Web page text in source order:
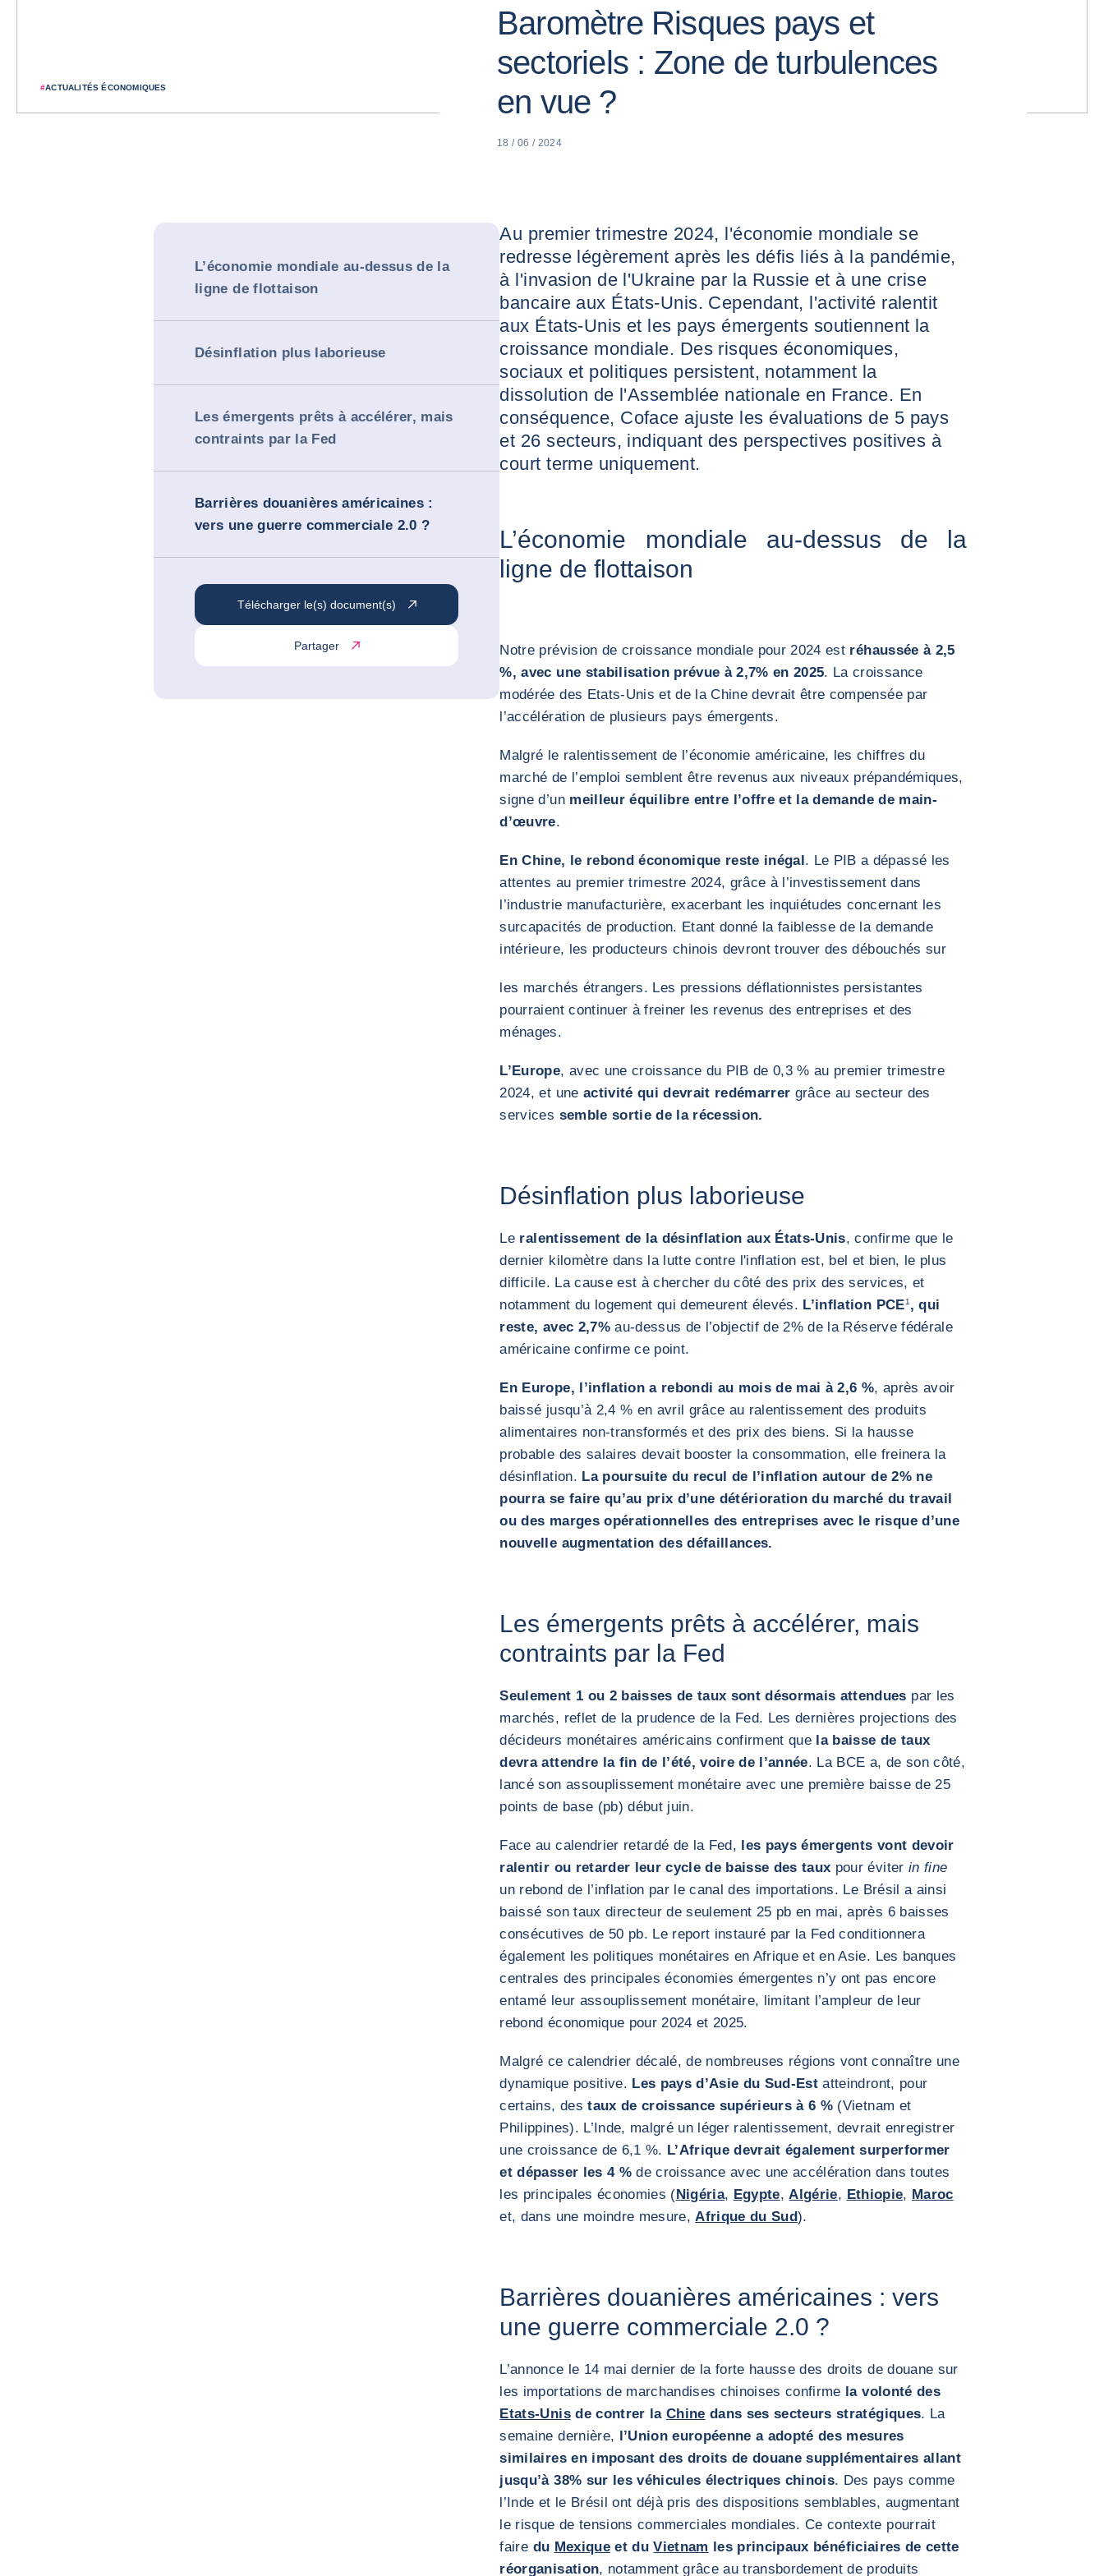
#ACTUALITÉS ÉCONOMIQUES
Baromètre Risques pays et
sectoriels : Zone de turbulences
en vue ?
18 / 06 / 2024
L’économie mondiale au-dessus de la
ligne de flottaison
Désinflation plus laborieuse
Les émergents prêts à accélérer, mais
contraints par la Fed
Barrières douanières américaines :
vers une guerre commerciale 2.0 ?
Télécharger le(s) document(s)
Partager
Au premier trimestre 2024, l'économie mondiale se
redresse légèrement après les défis liés à la pandémie,
à l'invasion de l'Ukraine par la Russie et à une crise
bancaire aux États-Unis. Cependant, l'activité ralentit
aux États-Unis et les pays émergents soutiennent la
croissance mondiale. Des risques économiques,
sociaux et politiques persistent, notamment la
dissolution de l'Assemblée nationale en France. En
conséquence, Coface ajuste les évaluations de 5 pays
et 26 secteurs, indiquant des perspectives positives à
court terme uniquement.
L’économie mondiale au-dessus de la
ligne de flottaison
Notre prévision de croissance mondiale pour 2024 est réhaussée à 2,5
%, avec une stabilisation prévue à 2,7% en 2025. La croissance
modérée des Etats-Unis et de la Chine devrait être compensée par
l’accélération de plusieurs pays émergents.
Malgré le ralentissement de l’économie américaine, les chiffres du
marché de l’emploi semblent être revenus aux niveaux prépandémiques,
signe d’un meilleur équilibre entre l’offre et la demande de main-
d’œuvre.
En Chine, le rebond économique reste inégal. Le PIB a dépassé les
attentes au premier trimestre 2024, grâce à l’investissement dans
l’industrie manufacturière, exacerbant les inquiétudes concernant les
surcapacités de production. Etant donné la faiblesse de la demande
intérieure, les producteurs chinois devront trouver des débouchés sur
les marchés étrangers. Les pressions déflationnistes persistantes
pourraient continuer à freiner les revenus des entreprises et des
ménages.
L’Europe, avec une croissance du PIB de 0,3 % au premier trimestre
2024, et une activité qui devrait redémarrer grâce au secteur des
services semble sortie de la récession.
Désinflation plus laborieuse
Le ralentissement de la désinflation aux États-Unis, confirme que le
dernier kilomètre dans la lutte contre l'inflation est, bel et bien, le plus
difficile. La cause est à chercher du côté des prix des services, et
notamment du logement qui demeurent élevés. L’inflation PCE1 , qui
reste, avec 2,7%au-dessus de l’objectif de 2% de la Réserve fédérale
américaine confirme ce point.
En Europe, l’inflation a rebondi au mois de mai à 2,6 %, après avoir
baissé jusqu’à 2,4 % en avril grâce au ralentissement des produits
alimentaires non-transformés et des prix des biens. Si la hausse
probable des salaires devait booster la consommation, elle freinera la
désinflation. La poursuite du recul de l’inflation autour de 2% ne
pourra se faire qu’au prix d’une détérioration du marché du travail
ou des marges opérationnelles des entreprises avec le risque d’une
nouvelle augmentation des défaillances.
Les émergents prêts à accélérer, mais
contraints par la Fed
Seulement 1 ou 2 baisses de taux sont désormais attendues par les
marchés, reflet de la prudence de la Fed. Les dernières projections des
décideurs monétaires américains confirment que la baisse de taux
devra attendre la fin de l’été, voire de l’année. La BCE a, de son côté,
lancé son assouplissement monétaire avec une première baisse de 25
points de base (pb) début juin.
Face au calendrier retardé de la Fed, les pays émergents vont devoir
ralentir ou retarder leur cycle de baisse des taux pour éviter in fine
un rebond de l’inflation par le canal des importations. Le Brésil a ainsi
baissé son taux directeur de seulement 25 pb en mai, après 6 baisses
consécutives de 50 pb. Le report instauré par la Fed conditionnera
également les politiques monétaires en Afrique et en Asie. Les banques
centrales des principales économies émergentes n’y ont pas encore
entamé leur assouplissement monétaire, limitant l’ampleur de leur
rebond économique pour 2024 et 2025.
Malgré ce calendrier décalé, de nombreuses régions vont connaître une
dynamique positive. Les pays d’Asie du Sud-Est atteindront, pour
certains, destaux de croissance supérieurs à 6 % (Vietnam et
Philippines). L’Inde, malgré un léger ralentissement, devrait enregistrer
une croissance de 6,1 %. L’Afrique devrait également surperformer
et dépasser les 4 %de croissance avec une accélération dans toutes
les principales économies (Nigéria, Egypte,Algérie, Ethiopie, Maroc
et, dans une moindre mesure,Afrique du Sud).
Barrières douanières américaines : vers
une guerre commerciale 2.0 ?
L’annonce le 14 mai dernier de la forte hausse des droits de douane sur
les importations de marchandises chinoises confirme la volonté des
Etats-Unisde contrer la Chine dans ses secteurs stratégiques. La
semaine dernière, l’Union européenne a adopté des mesures
similaires en imposant des droits de douane supplémentaires allant
jusqu’à 38% sur les véhicules électriques chinois. Des pays comme
l’Inde et le Brésil ont déjà pris des dispositions semblables, augmentant
le risque de tensions commerciales mondiales. Ce contexte pourrait
faire du Mexiqueet duVietnam les principaux bénéficiaires de cette
réorganisation, notamment grâce au transbordement de produits